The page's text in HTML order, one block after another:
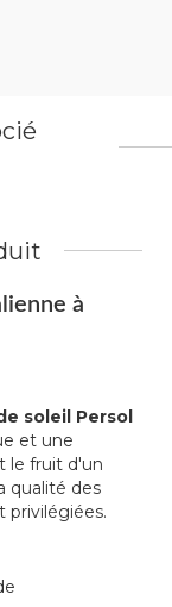
à
soleil Persol
et une
le fruit d'un
qualité des
privilégiées.